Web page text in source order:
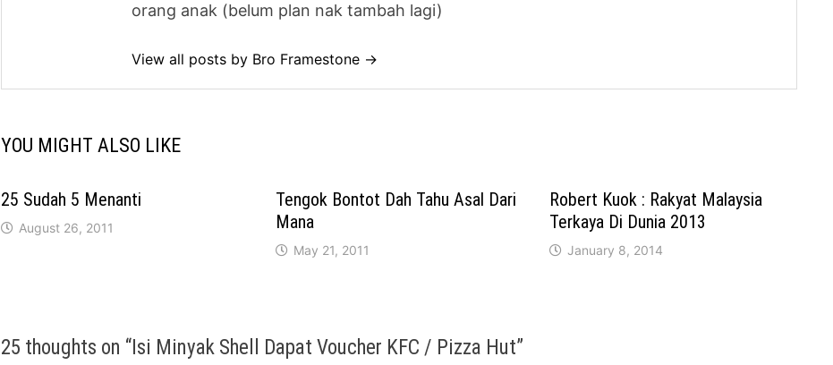
orang anak (belum plan nak tambah lagi)
View all posts by Bro Framestone →
YOU MIGHT ALSO LIKE
25 Sudah 5 Menanti
August 26, 2011
Tengok Bontot Dah Tahu Asal Dari
Mana
May 21, 2011
Robert Kuok : Rakyat Malaysia
Terkaya Di Dunia 2013
January 8, 2014
25 thoughts on “ Isi Minyak Shell Dapat Voucher KFC / Pizza Hut”